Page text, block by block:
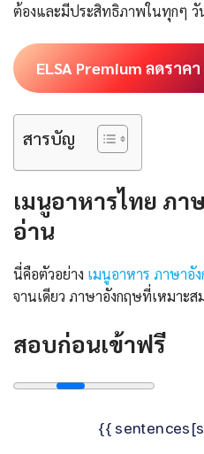
ต้องและมีประสิทธิภาพในทุกๆ วั
ELSA Premium ลดราค
สารบัญ
เมนูอาหารไทย ภ
อ่าน
นี่คือตัวอย่าง เมนูอาหาร ภาษาอั
จานเดียว ภาษาอังกฤษที่เหมาะส
สอบก่อนเข้าฟรี
{{